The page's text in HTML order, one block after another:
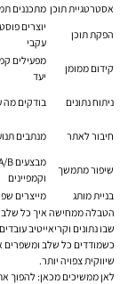
אסטרטגיית תוכן מתכננים
הפקת תוכן
יוצרים
עקבי
קידום ממומן
מפעילים
יעד
ניתוח נתונים בודקים
חיבור לאתר
מנתבים
שיפור מתמשך
וקמפיינים
בניית מותג
מייצרים
הטבלה ממחישה איך כל שלב
שבו נתונים וקריאייטיב
כשמודדים כל שלב ומשפרים
שיווקית צפויה יותר.
לאן ממשיכים מכאן: להפוך